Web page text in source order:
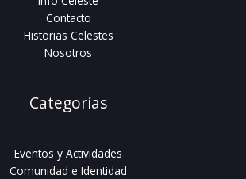
Contacto
Historias Celestes
Nosotros
Categorías
Eventos y Actividades
Comunidad e Identidad